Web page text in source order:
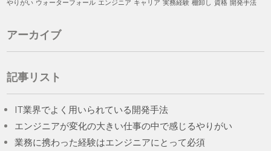
やりがい ウォーターフォール エンジニア キャリア 実務経験 棚卸し 資格 開発手法
アーカイブ
記事リスト
IT業界でよく用いられている開発手法
エンジニアが変化の大きい仕事の中で感じるやりがい
業務に携わった経験はエンジニアにとって必須